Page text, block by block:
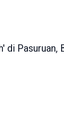
di Pasuruan,